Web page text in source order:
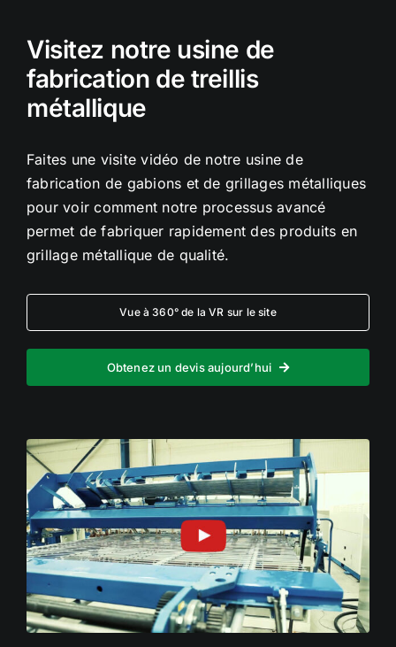
Visitez notre usine de
fabrication de treillis
métallique
Faites une visite vidéo de notre usine de
fabrication de gabions et de grillages métalliques
pour voir comment notre processus avancé
permet de fabriquer rapidement des produits en
grillage métallique de qualité.
Vue à 360° de la VR sur le site
Obtenez un devis aujourd’hui